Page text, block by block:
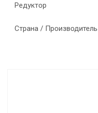
Редуктор
Страна / Производитель